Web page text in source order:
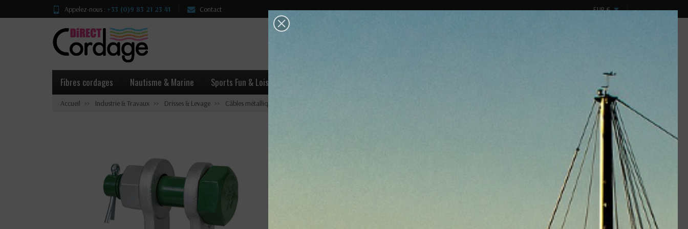
Appelez-nous : +33 (0)9 83 21 23 41 Contact EUR€
Fibres cordages Nautisme & Marine Sports Fun & Loisirs DESTOCKAGE !
Accueil Industrie & Travaux Drisses & Levage Câbles métalliques élingues
Open Spelter Socket ou douille d'attache ouverte sur élingue, fournie sur demande, pouvant être installée sur élingue
Marques proposées : Green Pin, Crosby, selon spécifications et disponibilités. Pas de prix indiqué car inclus dans le prix